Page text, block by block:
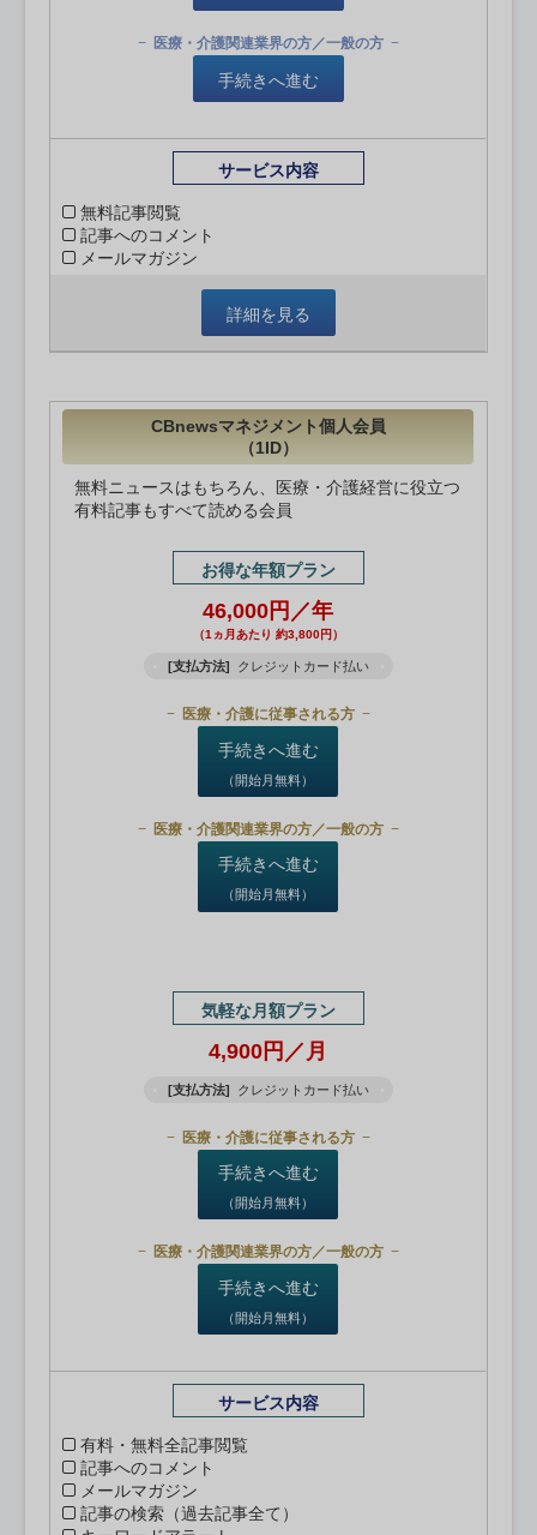
医療・介護関連業界の方／一般の方
手続きへ進む
サービス内容
無料記事閲覧
記事へのコメント
メールマガジン
詳細を見る
CBnewsマネジメント個人会員
（1ID）
無料ニュースはもちろん、医療・介護経営に役立つ
有料記事もすべて読める会員
お得な年額プラン
46,000円／年
（1ヵ月あたり 約3,800円）
[支払方法] クレジットカード払い
医療・介護に従事される方
手続きへ進む
（開始月無料）
医療・介護関連業界の方／一般の方
手続きへ進む
（開始月無料）
気軽な月額プラン
4,900円／月
[支払方法] クレジットカード払い
医療・介護に従事される方
手続きへ進む
（開始月無料）
医療・介護関連業界の方／一般の方
手続きへ進む
（開始月無料）
サービス内容
有料・無料全記事閲覧
記事へのコメント
メールマガジン
記事の検索（過去記事全て）